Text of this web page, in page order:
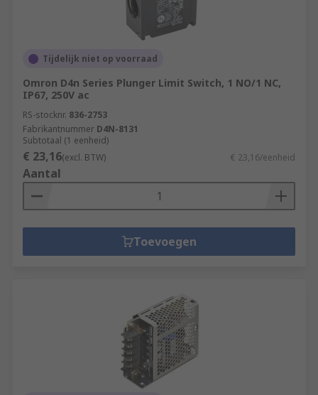
Tijdelijk niet op voorraad
Omron D4n Series Plunger Limit Switch, 1 NO/1 NC,
IP67, 250V ac
RS-stocknr. 836-2753
Fabrikantnummer D4N-8131
Subtotaal (1 eenheid)
€ 23,16(excl. BTW) € 23,16/eenheid
Aantal
Toevoegen